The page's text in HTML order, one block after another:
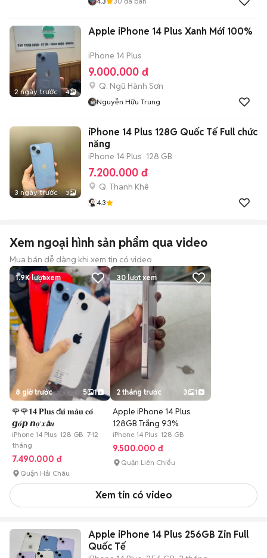
2 ngày trước 4
Apple iPhone 14 Plus Xanh Mới 100%
iPhone 14 Plus
9.000.000 đ
Q. Ngũ Hành Sơn
Nguyễn Hữu Trung
3 ngày trước 3
iPhone 14 Plus 128G Quốc Tế Full chức
năng
iPhone 14 Plus 128 GB
7.200.000 đ
Q. Thanh Khê
4.3
Xem ngoại hình sản phẩm qua video
Mua bán dễ dàng khi xem tin có video
1.9Klượt xem
8 giờ trước 5 1
🌹🌹𝟏𝟒 𝐏𝐥𝐮𝐬 đ𝐮̉ 𝐦𝐚̀𝐮 𝐜𝐨́
𝙜𝒐́𝙥 𝙣𝒐̛̣ 𝒙𝙖̂́𝒖
iPhone 14 Plus 128 GB 7-12
tháng
7.490.000 đ
Quận Hải Châu
30 lượt xem
2 tháng trước 3 1
Apple iPhone 14 Plus
128GB Trắng 93%
iPhone 14 Plus 128 GB
9.500.000 đ
Quận Liên Chiểu
Xem tin có video
Apple iPhone 14 Plus 256GB Zin Full
Quốc Tế